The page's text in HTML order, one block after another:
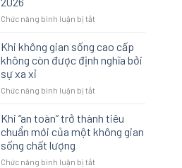
Chức năng bình luận bị tắtở
công
nghiệp
còn
lựa
thay
Cách
Khi không gian sống cao cấp
không còn được định nghĩa bởi
sự xa xỉ
Chức năng bình luận bị tắtở
không
gian
sống
cấp
Khi “an toàn” trở thành tiêu
chuẩn mới của một không gian
sống chất lượng
Chức năng bình luận bị tắtở